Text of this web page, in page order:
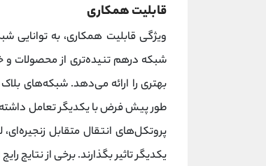
قابلیت همکاری
ویژگی قابلیت همکاری، به توانایی
شبکه درهم تنیده‌تری از محصولات و
بهتری را ارائه می‌دهد. شبکه‌های
طور پیش فرض با یکدیگر تعامل
پروتکل‌های انتقال متقابل
یکدیگر تاثیر بگذارند. برخی از نتایج